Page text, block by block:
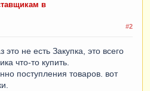
в
#2
это не есть Закупка, это всего
что-то купить.
поступления товаров. вот